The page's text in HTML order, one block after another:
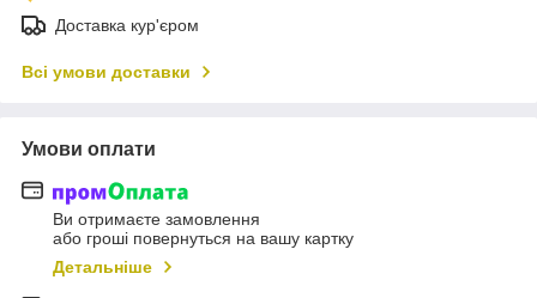
Доставка кур'єром
Всі умови доставки
Умови оплати
Ви отримаєте замовлення
або гроші повернуться на вашу картку
Детальніше